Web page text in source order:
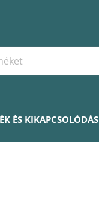
ÉS KIKAPCSOLÓDÁS